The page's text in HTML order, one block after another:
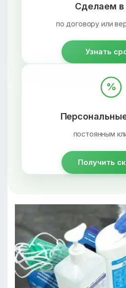
Сделаем в
по договору или
Узнать
%
постоянным
Получить